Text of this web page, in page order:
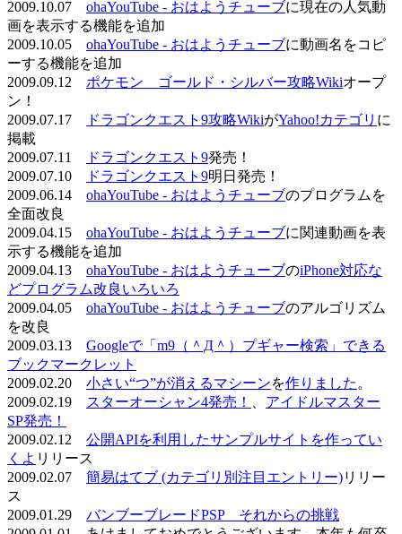
2009.10.07 ohaYouTube - おはようチューブに現在の人気動
画を表示する機能を追加
2009.10.05 ohaYouTube - おはようチューブに動画名をコピ
ーする機能を追加
2009.09.12 ポケモン ゴールド・シルバー攻略Wikiオープ
ン！
2009.07.17
ドラゴンクエスト9攻略WikiがYahoo!カテゴリ に
掲載
2009.07.11
ドラゴンクエスト9発売！
2009.07.10
ドラゴンクエスト9明日発売！
2009.06.14 ohaYouTube - おはようチューブのプログラムを
全面改良
2009.04.15 ohaYouTube - おはようチューブに関連動画を表
示する機能を追加
2009.04.13 ohaYouTube - おはようチューブのiPhone対応な
どプログラム改良いろいろ
2009.04.05 ohaYouTube - おはようチューブのアルゴリズム
を改良
2009.03.13 Googleで「m9（＾Д＾）プギャー検索」できる
ブックマークレット
2009.02.20 小さい“つ”が消えるマシーンを作りました 。
2009.02.19
スターオーシャン4発売！
アイドルマスター
SP発売！
2009.02.12 公開APIを利用したサンプルサイトを作ってい
くよ リリース
2009.02.07 簡易はてブ (カテゴリ別注目エントリー)リリー
ス
2009.01.29 バンブーブレードPSP それからの挑戦